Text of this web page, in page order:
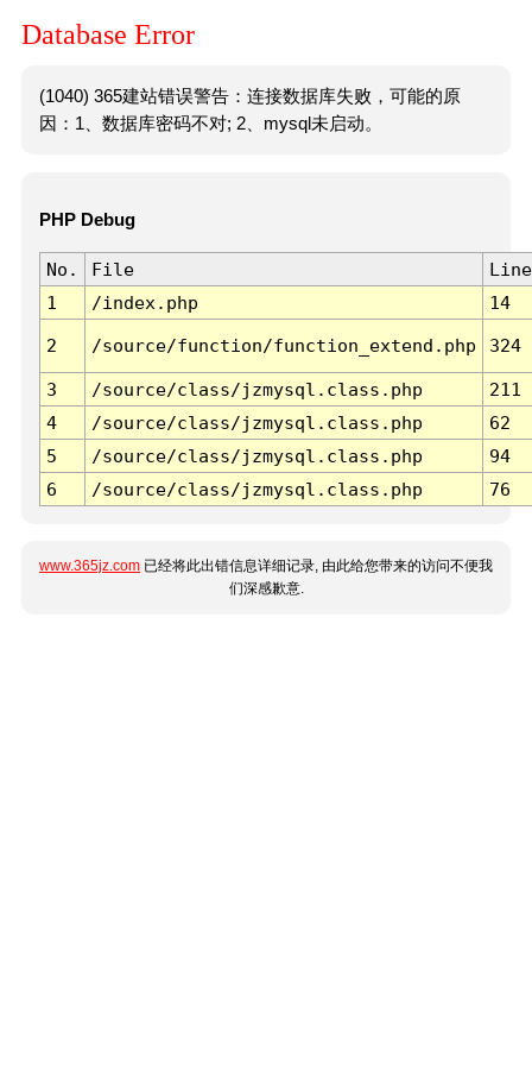
Database Error
(1040) 365建站错误警告：连接数据库失败，可能的原
因：1、数据库密码不对; 2、mysql未启动。
PHP Debug
No. File
Line
1
/index.php 14
2 /source/function/function_extend.php 324
3 /source/class/jzmysql.class.php
211
4
/source/class/jzmysql.class.php
62
5
/source/class/jzmysql.class.php
94
6
/source/class/jzmysql.class.php 76
www.365jz.com 已经将此出错信息详细记录, 由此给您带来的访问不便我
们深感歉意.